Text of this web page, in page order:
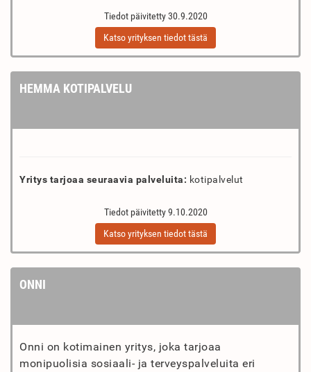
Tiedot päivitetty 30.9.2020
Katso yrityksen tiedot tästä
HEMMA KOTIPALVELU
Yritys tarjoaa seuraavia palveluita: kotipalvelut
Tiedot päivitetty 9.10.2020
Katso yrityksen tiedot tästä
ONNI
Onni on kotimainen yritys, joka tarjoaa
monipuolisia sosiaali- ja terveyspalveluita eri